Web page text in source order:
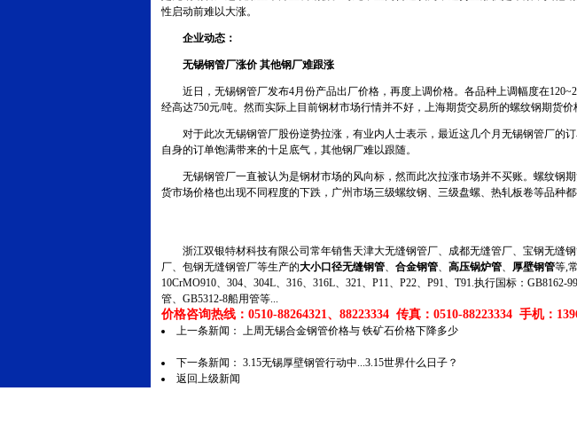
性启动前难以大涨。
企业动态：
无锡钢管厂涨价 其他钢厂难跟涨
近日，无锡钢管厂发布4月份产品出厂价格，再度上调价格。各品种上调幅度在
经高达750元/吨。然而实际上目前钢材市场行情并不好，上海期货交易所的螺纹钢期货
对于此次无锡钢管厂股份逆势拉涨，有业内人士表示，最近这几个月无锡钢管厂的
自身的订单饱满带来的十足底气，其他钢厂难以跟随。
无锡钢管厂一直被认为是钢材市场的风向标，然而此次拉涨市场并不买账。螺纹钢
货市场价格也出现不同程度的下跌，广州市场三级螺纹钢、三级盘螺、热轧板卷等品种都
浙江双银特材科技有限公司常年销售天津大无缝钢管厂、成都无缝管厂、宝钢无缝
厂、包钢无缝钢管厂等生产的大小口径无缝钢管、 合金钢管、 高压锅炉管、 厚壁钢管等,
10CrMO910、304、304L、316、316L、321、P11、P22、P91、T91.执行国标：
管、GB5312-8船用管等...
价格咨询热线：0510-88264321、88223334 传真：0510-88223334 手机：
上一条新闻： 上周无锡合金钢管价格与 铁矿石价格下降多少
下一条新闻： 3.15无锡厚壁钢管行动中...3.15世界什么日子？
返回上级新闻